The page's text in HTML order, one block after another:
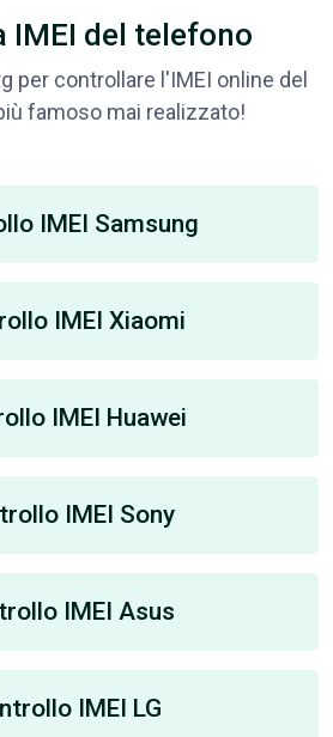
IMEI del telefono
per controllare l'IMEI online del
famoso mai realizzato!
IMEI Samsung
IMEI Xiaomi
IMEI Huawei
IMEI Sony
IMEI Asus
IMEI LG